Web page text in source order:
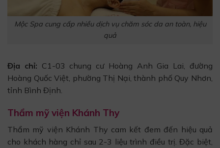
Mộc Spa cung cấp nhiều dịch vụ chăm sóc da an toàn, hiệu
quả
Địa chỉ: C1-03 chung cư Hoàng Anh Gia Lai, đường
Hoàng Quốc Việt, phường Thị Nại, thành phố Quy Nhơn,
tỉnh Bình Định.
Thẩm mỹ viện Khánh Thy
Thẩm mỹ viện Khánh Thy cam kết đem đến hiệu quả
cho khách hàng chỉ sau 2-3 liệu trình điều trị. Đặc biệt,